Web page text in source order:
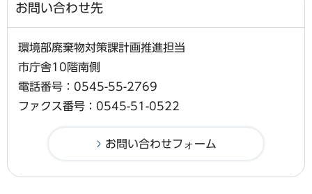
お問い合わせ先
環境部廃棄物対策課計画推進担当
市庁舎10階南側
電話番号：0545-55-2769
ファクス番号：0545-51-0522